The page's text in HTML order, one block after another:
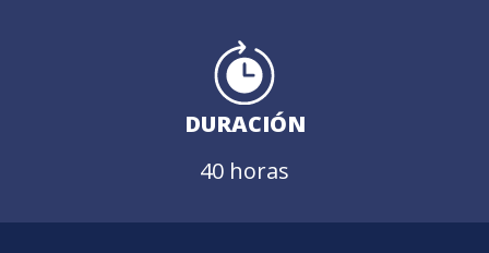
DURACIÓN
40 horas